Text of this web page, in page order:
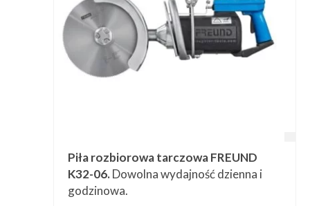
Piła rozbiorowa tarczowa FREUND
K32-06.Dowolna wydajność dzienna i
godzinowa.